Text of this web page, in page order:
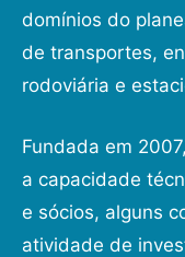
domínios do
de transportes,
rodoviária e
Fundada em
a capacidade
e sócios, alguns
atividade de